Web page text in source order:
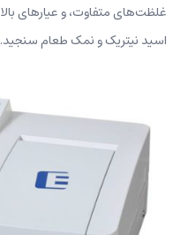
اسید نیتریک و نمک طعام سنجید.